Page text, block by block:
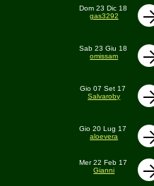
Dom 23 Dic 18
gas3292
Sab 23 Giu 18
omissam
Gio 07 Set 17
Salvaroby
Gio 20 Lug 17
aloevera
Mer 22 Feb 17
Gianni